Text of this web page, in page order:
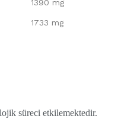
1390 mg
1733 mg
süreci etkilemektedir.